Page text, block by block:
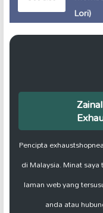
Lori)
Pencipta
di Malaysia. Minat
laman web yang
anda atau